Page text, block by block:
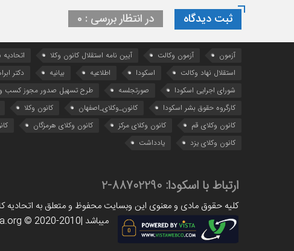
ثبت دیدگاه
در انتظار بررسی : 0
آزمون آزمون وکالت آیین ‌نامه استقلال کانون وکلا
استقلال نهاد وکالت
اسکودا اطلاعیه بیانیه دکتر
شورای اجرایی اسکودا
صورتجلسه طرح تسهیل صدور مجوز کسب و
کارگروه حقوق بشر اسکودا
کانون_وکلای_اصفهان کانون وکلا
کانون وکلای قم
کانون وکلای مرکز کانون وکلای هرمزگان
کانون وکلای یزد
یادداشت
ارتباط با اسکودا: 88702290-2
کلیه حقوق مادی و معنوی این وبسایت محفوظ و متعلق به اتحادیه
میباشد |www.scoda.org © 2020-2010|